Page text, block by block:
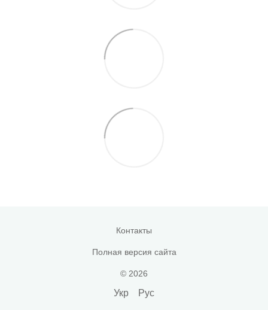
Контакты
Полная версия сайта
© 2026
Укр Рус